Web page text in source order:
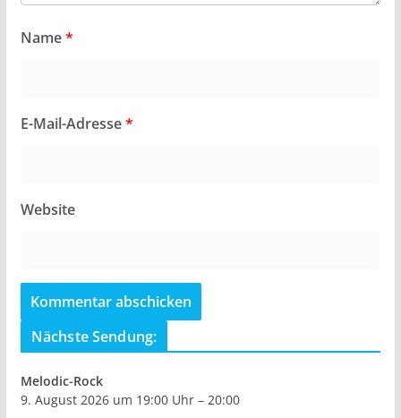
Name*
E-Mail-Adresse*
Website
Nächste Sendung:
Melodic-Rock
9. August 2026 um 19:00 Uhr – 20:00